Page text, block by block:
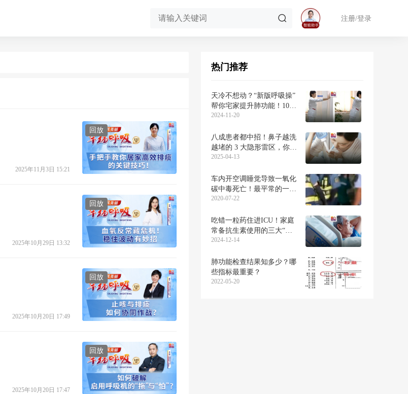
注册/登录
2025年11月3日 15:21
回放
2025年10月29日 13:32
回放
2025年10月20日 17:49
回放
2025年10月20日 17:47
回放
热门推荐
天冷不想动？“新版呼吸操”
帮你宅家提升肺功能！10
个分解视频带你练
2024-11-20
八成患者都中招！鼻子越洗
越堵的 3 大隐形雷区，你可
能每天都在重复！
2025-04-13
车内开空调睡觉导致一氧化
碳中毒死亡！最平常的一个
动作就能避免灾难发生
2020-07-22
吃错一粒药住进ICU！家庭
常备抗生素使用的三大“雷
区”，中一个也危险！
2024-12-14
肺功能检查结果知多少？哪
些指标最重要？
2022-05-20